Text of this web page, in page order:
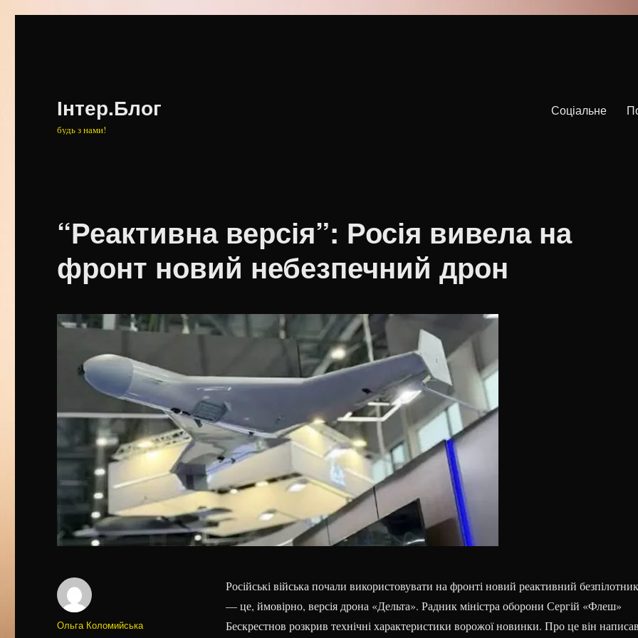
Інтер.Блог
будь з нами!
Соціальне
“Реактивна версія”: Росія вивела на
фронт новий небезпечний дрон
Російські війська почали використовувати на фронті новий реактивний безпілотник
— це, ймовірно, версія дрона «Дельта». Радник міністра оборони Сергій «Флеш»
Бескрестнов розкрив технічні характеристики ворожої новинки. Про це він
Автор
Ольга Коломийська